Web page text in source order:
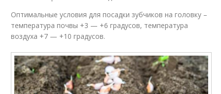
Оптимальные условия для посадки зубчиков на головку –
температура почвы +3 — +6 градусов, температура
воздуха +7 — +10 градусов.